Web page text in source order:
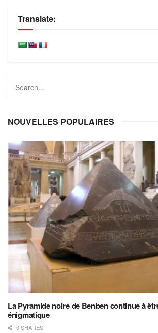
Translate:
NOUVELLES POPULAIRES
La Pyramide noire de Benben continue à
énigmatique
0 SHARES